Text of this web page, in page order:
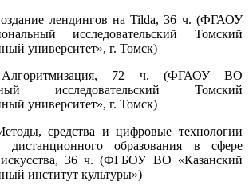
лендингов на Tilda, 36 ч. (ФГАОУ
исследовательский Томский
университет», г. Томск)
Алгоритмизация, 72 ч. (ФГАОУ ВО
исследовательский Томский
университет», г. Томск)
средства и цифровые технологии
дистанционного образования в сфере
36 ч. (ФГБОУ ВО «Казанский
институт культуры»)